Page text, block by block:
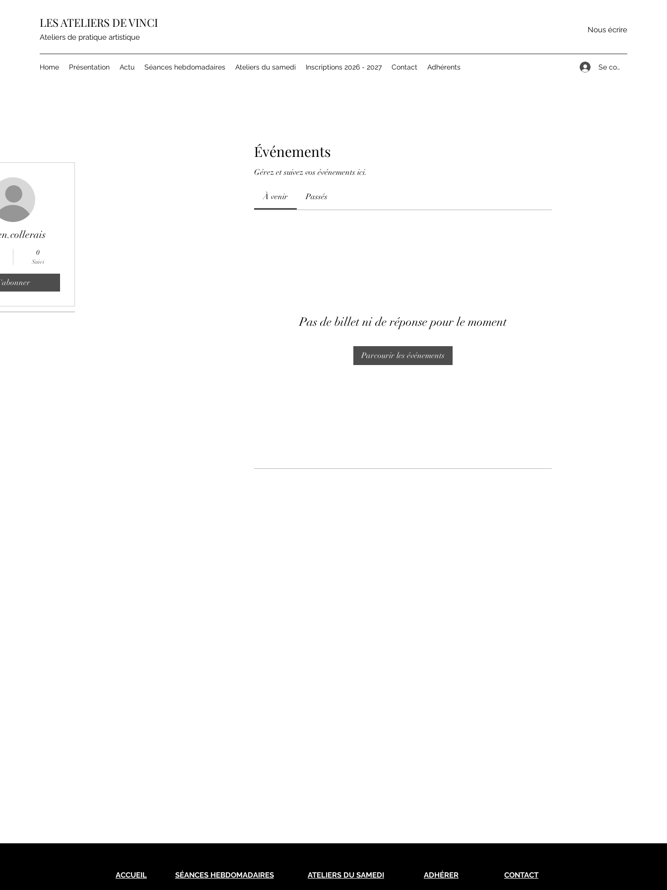
LES ATELIERS DE VINCI
Ateliers de pratique artistique
Nous écrire
Home Présentation Actu Séances hebdomadaires Ateliers du samedi Inscriptions 2026 - 2027 Contact Adhérents Se connecter
Événements
Gérez et suivez vos événements ici.
À venir Passés
Pas de billet ni de réponse pour le moment
Parcourir les événements
0
Suivi
ACCUEIL SÉANCES HEBDOMADAIRES ATELIERS DU SAMEDI CONTACT
ADHÉRER